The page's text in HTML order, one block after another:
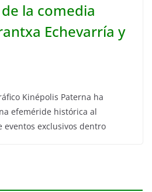
la comedia
Echevarría y
Kinépolis Paterna ha
efeméride histórica al
eventos exclusivos dentro